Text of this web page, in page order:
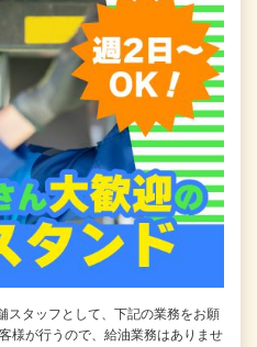
スタッフとして、下記の業務をお願
様が行うので、給油業務はありませ